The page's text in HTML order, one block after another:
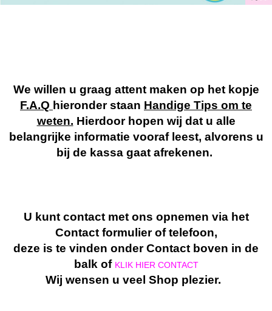
We willen u graag attent maken op het kopje
F.A.Q hieronder staan Handige Tips om te
weten. Hierdoor hopen wij dat u alle
belangrijke informatie vooraf leest, alvorens u
bij de kassa gaat afrekenen.
U kunt contact met ons opnemen via het
Contact formulier of telefoon,
deze is te vinden onder Contact boven in de
balk of KLIK HIER CONTACT
Wij wensen u veel Shop plezier.